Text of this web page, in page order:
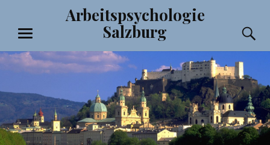
springen
Arbeitspsychologie
Salzburg
MENÜ